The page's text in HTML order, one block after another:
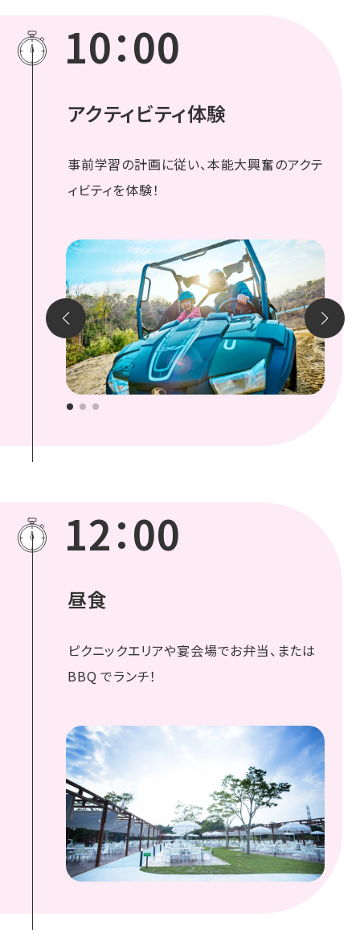
10：00
アクティビティ体験
事前学習の計画に従い、本能大興奮のアクテ
ィビティを体験！
12：00
昼食
ピクニックエリアや宴会場でお弁当、または
BBQ でランチ！